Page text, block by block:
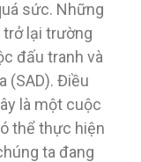
sức. Những
trở lại trường
đấu tranh và
(SAD). Điều
là một cuộc
thể thực hiện
ta đang